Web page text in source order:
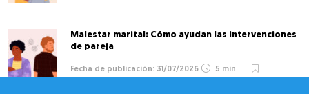
Malestar marital: Cómo ayudan las intervenciones
de pareja
31/07/2026 5 min